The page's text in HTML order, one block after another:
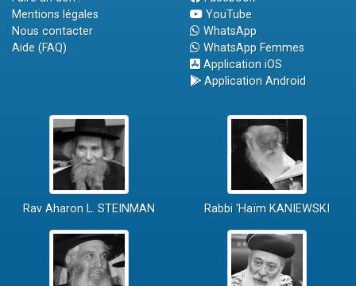
Mentions légales
Nous contacter
Aide (FAQ)
YouTube
WhatsApp
WhatsApp Femmes
Application iOS
Application Android
Rav Aharon L. STEINMAN Rabbi 'Haïm KANIEWSKI